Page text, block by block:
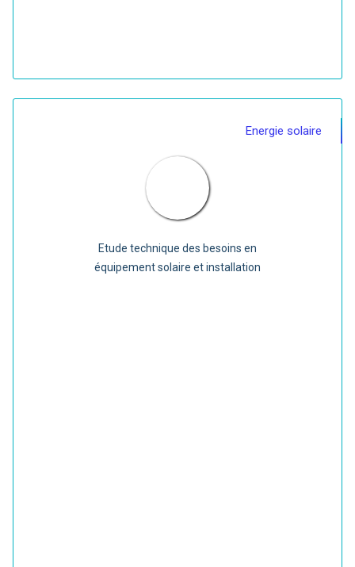
Energie solaire
Etude technique des besoins en
équipement solaire et installation